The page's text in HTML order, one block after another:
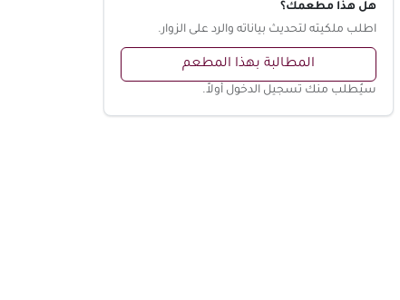
هل هذا مطعمك؟
اطلب ملكيته لتحديث بياناته والرد على الزوار.
المطالبة بهذا المطعم
سيُطلب منك تسجيل الدخول أولاً.